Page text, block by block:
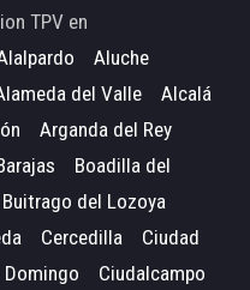
TPV en
Aluche
del Valle
Alcalá
Arganda del Rey
Boadilla del
Buitrago del Lozoya
Cercedilla
Ciudad
Domingo
Ciudalcampo